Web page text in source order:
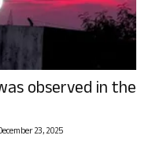
observed in the
23, 2025